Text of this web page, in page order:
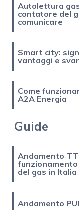
Autolettura
contatore del
comunicare
Smart city:
vantaggi e
Come
A2A Energia
Guide
Andamento
del gas in Italia
Andamento